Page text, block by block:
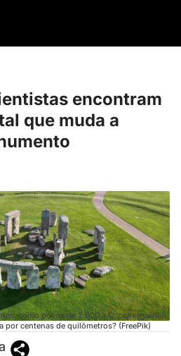
encontram
que muda a
como povos de 2.600 a.C. conseguiram
por centenas de quilômetros? (FreePik)